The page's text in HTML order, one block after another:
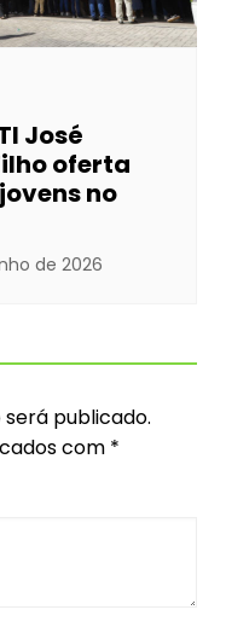
José
oferta
no
de 2026
publicado.
com *